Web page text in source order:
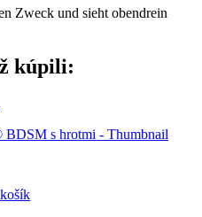
Zweck und sieht obendrein
kúpili: